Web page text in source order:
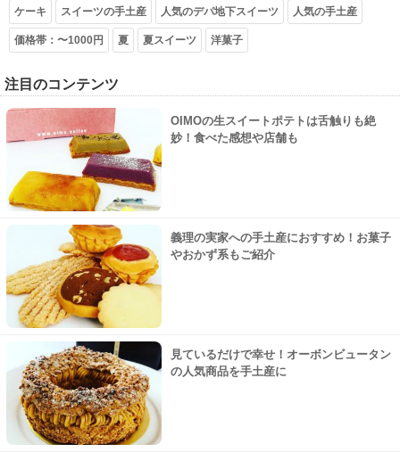
ケーキ スイーツの手土産 人気のデパ地下スイーツ 人気の手土産
価格帯：〜1000円 夏 夏スイーツ 洋菓子
注目のコンテンツ
OIMOの生スイートポテトは舌触りも絶
妙！食べた感想や店舗も
義理の実家への手土産におすすめ！お菓子
やおかず系もご紹介
見ているだけで幸せ！オーボンビュータン
の人気商品を手土産に